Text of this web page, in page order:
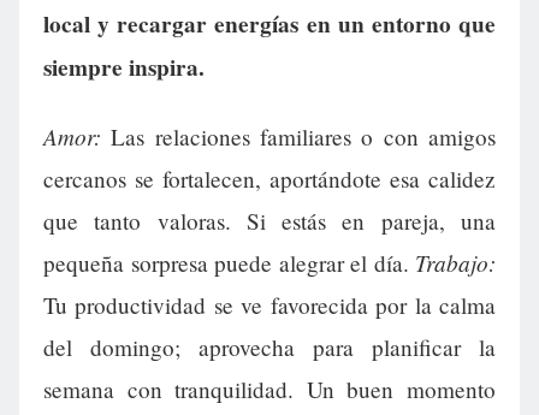
local y recargar energías en un entorno que
siempre inspira.
Amor: Las relaciones familiares o con amigos
cercanos se fortalecen, aportándote esa calidez
que tanto valoras. Si estás en pareja, una
pequeña sorpresa puede alegrar el día. Trabajo:
Tu productividad se ve favorecida por la calma
del domingo; aprovecha para planificar la
semana con tranquilidad. Un buen momento